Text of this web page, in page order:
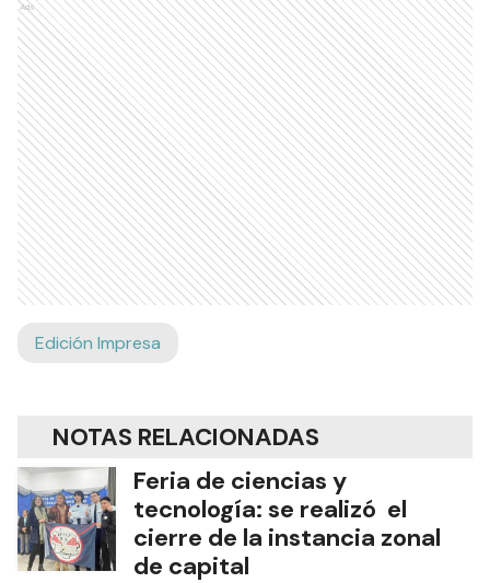
Ads
Edición Impresa
NOTAS RELACIONADAS
Feria de ciencias y
tecnología: se realizó el
cierre de la instancia zonal
de capital